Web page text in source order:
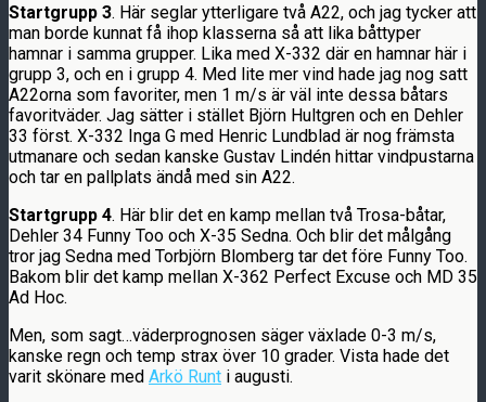
Startgrupp 3. Här seglar ytterligare två A22, och jag tycker att
man borde kunnat få ihop klasserna så att lika båttyper
hamnar i samma grupper. Lika med X-332 där en hamnar här i
grupp 3, och en i grupp 4. Med lite mer vind hade jag nog satt
A22orna som favoriter, men 1 m/s är väl inte dessa båtars
favoritväder. Jag sätter i stället Björn Hultgren och en Dehler
33 först. X-332 Inga G med Henric Lundblad är nog främsta
utmanare och sedan kanske Gustav Lindén hittar vindpustarna
och tar en pallplats ändå med sin A22.
Startgrupp 4. Här blir det en kamp mellan två Trosa-båtar,
Dehler 34 Funny Too och X-35 Sedna. Och blir det målgång
tror jag Sedna med Torbjörn Blomberg tar det före Funny Too.
Bakom blir det kamp mellan X-362 Perfect Excuse och MD 35
Ad Hoc.
Men, som sagt…väderprognosen säger växlade 0-3 m/s,
kanske regn och temp strax över 10 grader. Vista hade det
varit skönare med Arkö Runt i augusti.